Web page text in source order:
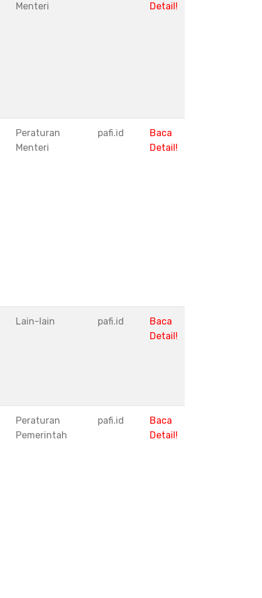
Menteri
Detail!
Peraturan
Menteri
pafi.id
Baca
Detail!
Lain-lain pafi.id
Baca
Detail!
Peraturan
Pemerintah
pafi.id
Baca
Detail!